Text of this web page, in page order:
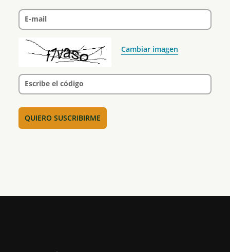
E-mail
Cambiar imagen
Escribe el código